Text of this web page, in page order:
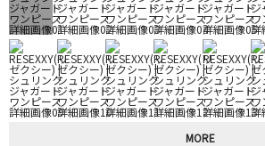
MORE